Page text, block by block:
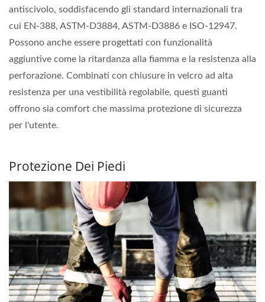
antiscivolo, soddisfacendo gli standard internazionali tra
cui EN-388, ASTM-D3884, ASTM-D3886 e ISO-12947.
Possono anche essere progettati con funzionalità
aggiuntive come la ritardanza alla fiamma e la resistenza alla
perforazione. Combinati con chiusure in velcro ad alta
resistenza per una vestibilità regolabile, questi guanti
offrono sia comfort che massima protezione di sicurezza
per l'utente.
Protezione Dei Piedi